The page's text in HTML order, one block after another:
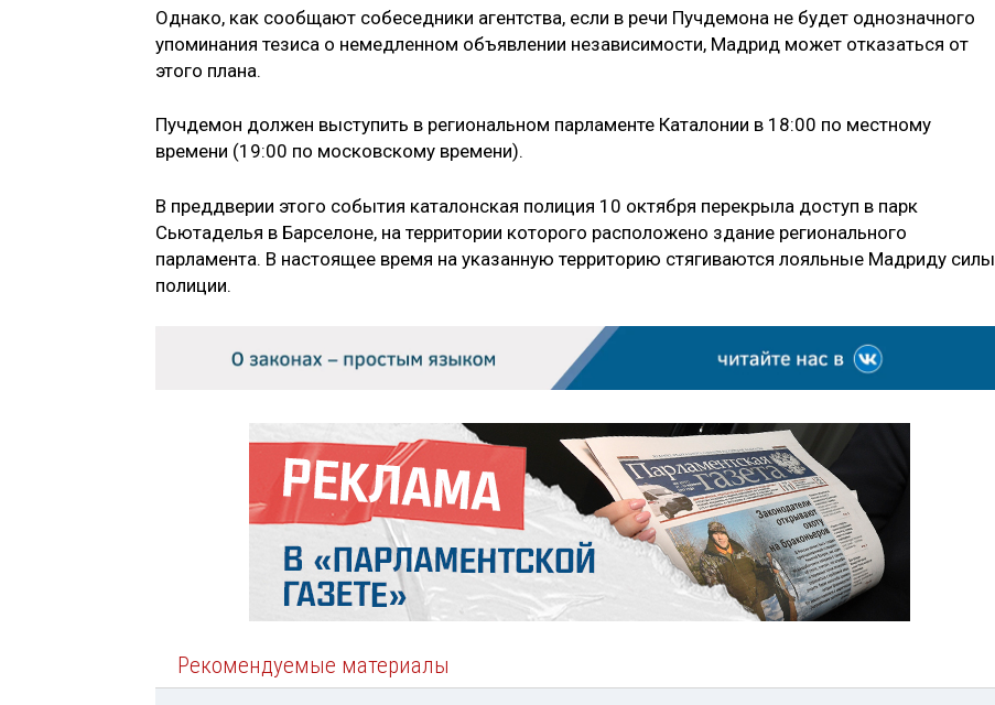
Однако, как сообщают собеседники агентства, если в речи Пучдемона не будет однозначного
упоминания тезиса о немедленном объявлении независимости, Мадрид может отказаться от
этого плана.
Пучдемон должен выступить в региональном парламенте Каталонии в 18:00 по местному
времени (19:00 по московскому времени).
В преддверии этого события каталонская полиция 10 октября перекрыла доступ в парк
Сьютаделья в Барселоне, на территории которого расположено здание регионального
парламента. В настоящее время на указанную территорию стягиваются лояльные Мадриду силы
полиции.
Рекомендуемые материалы